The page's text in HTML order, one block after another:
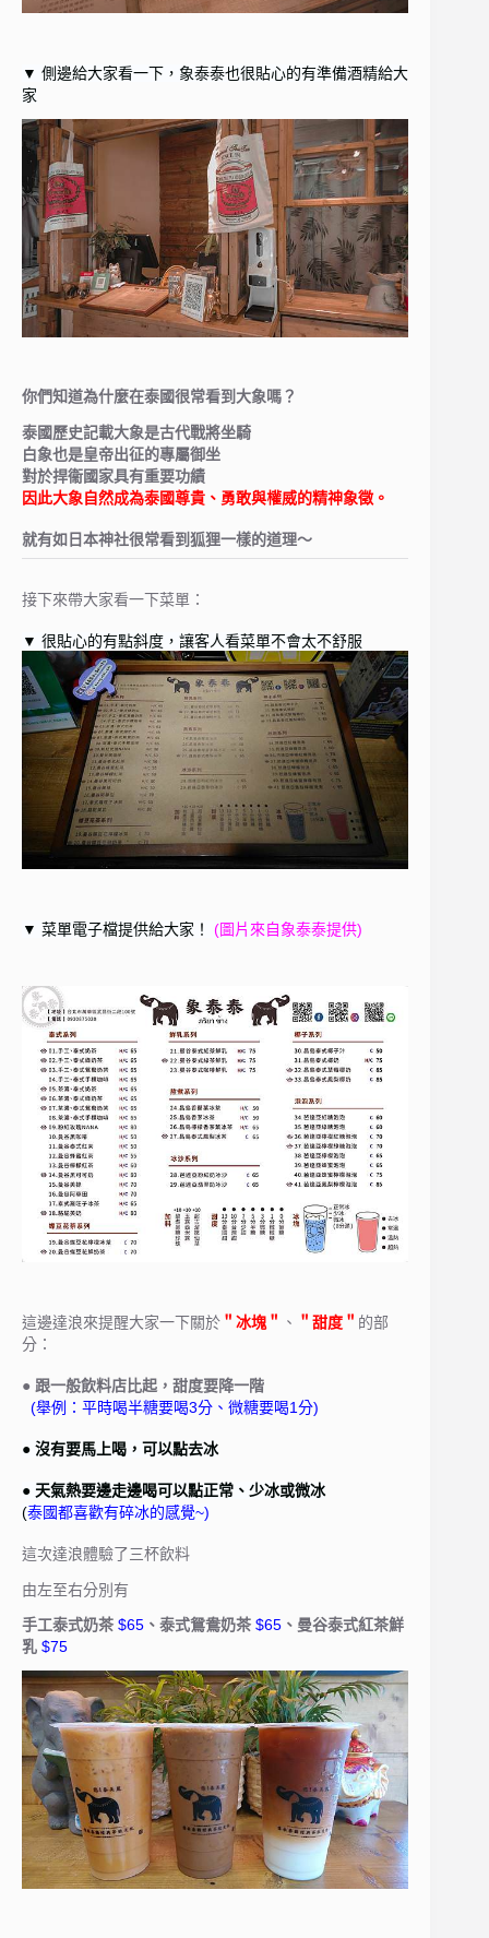
▼ 側邊給大家看一下，象泰泰也很貼心的有準備酒精給大
家
你們知道為什麼在泰國很常看到大象嗎？
泰國歷史記載大象是古代戰將坐騎
白象也是皇帝出征的專屬御坐
對於捍衞國家具有重要功績
因此大象自然成為泰國尊貴、勇敢與權威的精神象徵。
就有如日本神社很常看到狐狸一樣的道理～
接下來帶大家看一下菜單：
▼ 很貼心的有點斜度，讓客人看菜單不會太不舒服
▼ 菜單電子檔提供給大家！ (圖片來自象泰泰提供)
這邊達浪來提醒大家一下關於 ＂冰塊＂ 、 ＂甜度＂ 的部
分：
● 跟一般飲料店比起，甜度要降一階
(舉例：平時喝半糖要喝3分、微糖要喝1分)
● 沒有要馬上喝，可以點去冰
● 天氣熱要邊走邊喝可以點正常、少冰或微冰
(泰國都喜歡有碎冰的感覺~)
這次達浪體驗了三杯飲料
由左至右分別有
手工泰式奶茶 $65 、泰式鴛鴦奶茶 $65 、曼谷泰式紅茶鮮
乳 $75